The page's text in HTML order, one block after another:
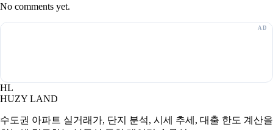
No comments yet.
HL
HUZY LAND
수도권 아파트 실거래가, 단지 분석, 시세 추세, 대출 한도 계산을